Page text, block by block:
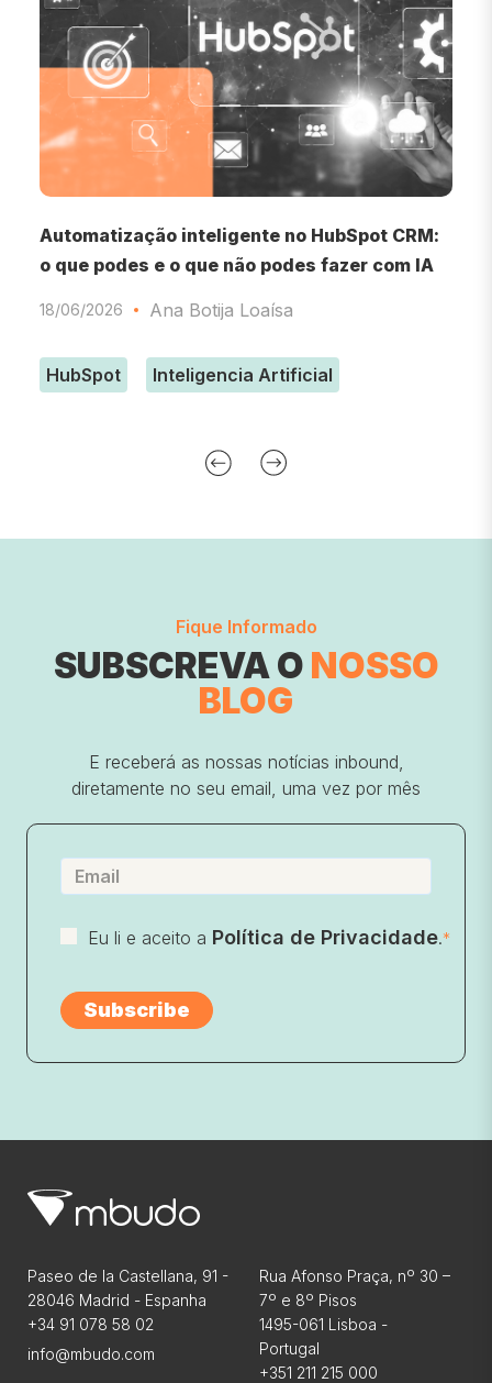
Automatização inteligente no HubSpot CRM:
o que podes e o que não podes fazer com IA
18/06/2026 Ana Botija Loaísa
HubSpot Inteligencia Artificial
Fique Informado
SUBSCREVA O NOSSO
BLOG
E receberá as nossas notícias inbound,
diretamente no seu email, uma vez por mês
Eu li e aceito a Política de Privacidade.*
Paseo de la Castellana, 91 -
28046 Madrid - Espanha
+34 91 078 58 02
info@mbudo.com
Rua Afonso Praça, nº 30 –
7º e 8º Pisos
1495-061 Lisboa -
Portugal
+351 211 215 000